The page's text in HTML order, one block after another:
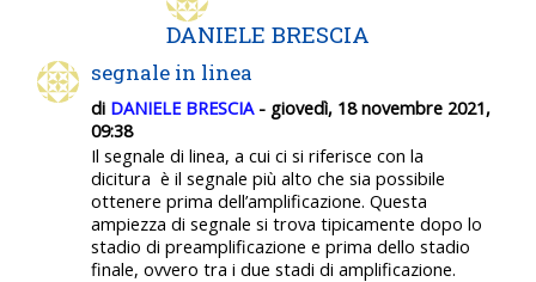
DANIELE BRESCIA
segnale in linea
di DANIELE BRESCIA- giovedì, 18 novembre 2021,
09:38
Il segnale di linea, a cui ci si riferisce con la
dicitura è il segnale più alto che sia possibile
ottenere prima dell’amplificazione. Questa
ampiezza di segnale si trova tipicamente dopo lo
stadio di preamplificazione e prima dello stadio
finale, ovvero tra i due stadi di amplificazione.